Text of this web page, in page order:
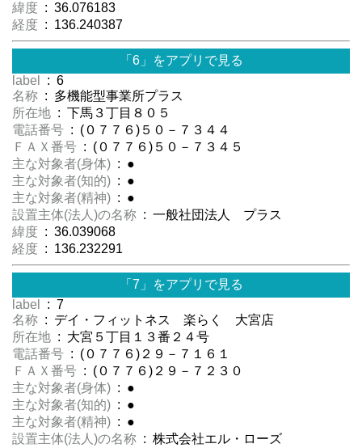
緯度 : 36.076183
経度 : 136.240387
「6」をアプリで見る
label
: 6
名称 : 多機能型事業所プラス
所在地 : 下馬３丁目８０５
電話番号 : (０７７６)５０－７３４４
ＦＡＸ番号 : (０７７６)５０－７３４５
主な対象者(身体) : ●
主な対象者(知的) : ●
主な対象者(精神) : ●
設置主体(法人)の名称 : 一般社団法人 プラス
緯度 : 36.039068
経度 : 136.232291
「7」をアプリで見る
label
: 7
名称 : デイ・フィットネス 楽らく 大宮店
所在地 : 大宮５丁目１３番２４号
電話番号 : (０７７６)２９－７１６１
ＦＡＸ番号 : (０７７６)２９－７２３０
主な対象者(身体) : ●
主な対象者(知的) : ●
主な対象者(精神) : ●
設置主体(法人)の名称 : 株式会社エル・ローズ